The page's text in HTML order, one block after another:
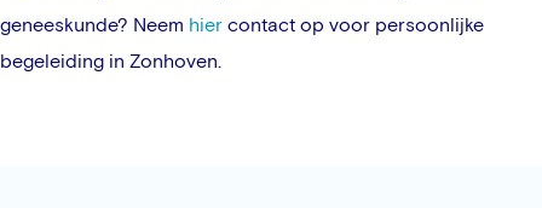
geneeskunde? Neem hier contact op voor persoonlijke
begeleiding in Zonhoven.